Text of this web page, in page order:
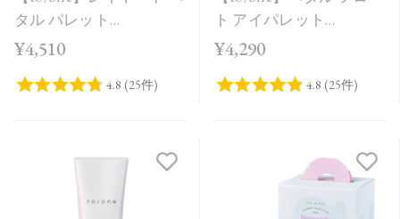
タル パレット
［EX01,EX02］＜限定品
¥4,510
ト アイパレット
［EX11,EX12］＜限定品
¥4,290